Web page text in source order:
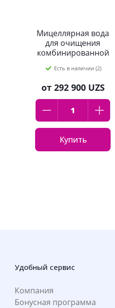
Мицеллярная вода
для очищения
комбинированной
Bioderma, 250 мл
Есть в наличии (2)
от 292 900 UZS
Купить
Удобный сервис
Компания
Бонусная программа